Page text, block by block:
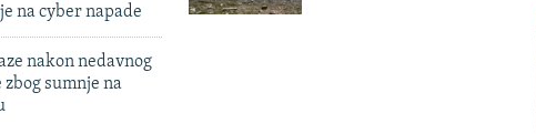
na cyber napade
nakon nedavnog
zbog sumnje na